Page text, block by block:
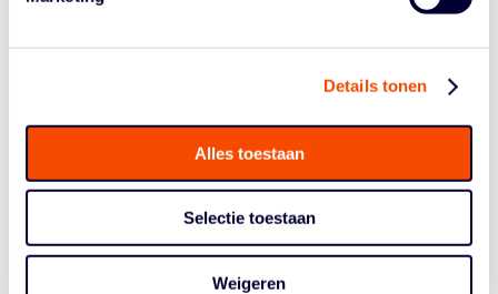
Details tonen
Alles toestaan
Selectie toestaan
Weigeren
CELERITAS-DONAR